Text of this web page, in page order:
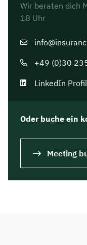
Wir beraten dich
18 Uhr
+49 (0)30
LinkedIn
Oder buche ein
Meeting